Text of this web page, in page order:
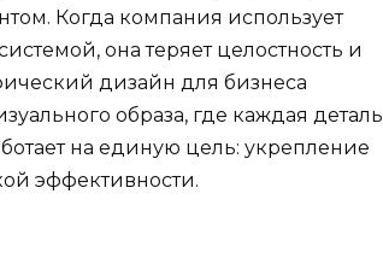
Когда компания использует
она теряет целостность и
дизайн для бизнеса
образа, где каждая деталь
на единую цель: укрепление
эффективности.